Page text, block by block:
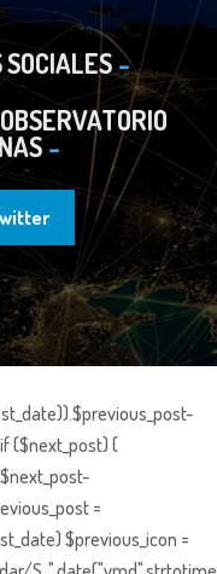
SOCIALES
($next_post) {
=
$previous_icon =